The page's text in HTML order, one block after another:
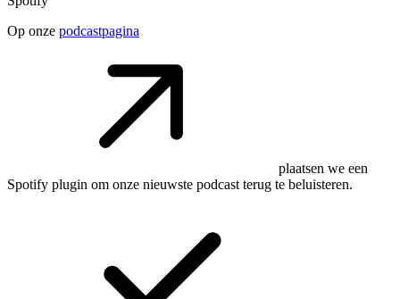
Op onze podcastpagina
plaatsen we een
Spotify plugin om onze nieuwste podcast terug te beluisteren.